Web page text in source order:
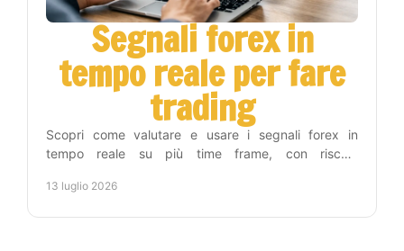
Segnali forex in
tempo reale per fare
trading
Scopri come valutare e usare i segnali forex in
tempo reale su più time frame, con rischio
lavora.
13 luglio 2026